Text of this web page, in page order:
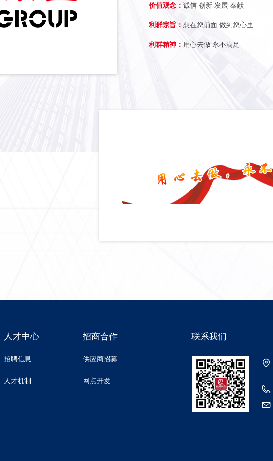
价值观念： 诚信 创新 发展 奉献
利群宗旨： 想在您前面 做到您心里
利群精神： 用心去做 永不满足
招聘信息
人才机制
人才中心
供应商招募
网点开发
招商合作 联系我们